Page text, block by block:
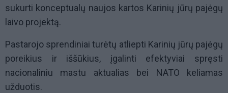
sukurti konceptualų naujos kartos Karinių jūrų pajėgų
laivo projektą.
Pastarojo sprendiniai turėtų atliepti Karinių jūrų pajėgų
poreikius ir iššūkius, įgalinti efektyviai spręsti
nacionaliniu mastu aktualias bei NATO keliamas
užduotis.